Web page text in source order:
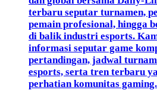
terbaru seputar turnamen,
pemain profesional, hingga
di balik industri esports.
informasi seputar game
pertandingan, jadwal
esports, serta tren terbaru
perhatian komunitas gaming.